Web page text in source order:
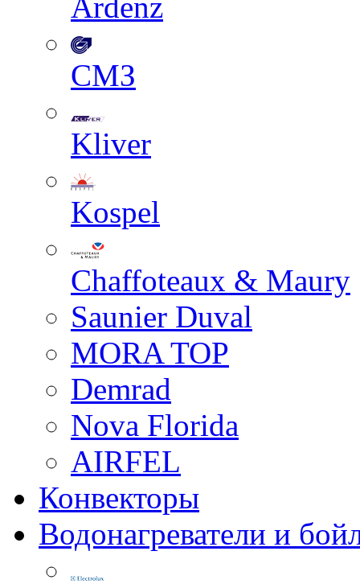
СМЗ
Kliver
Kospel
Chaffoteaux & Maury
Saunier Duval
MORA TOP
Demrad
Nova Florida
AIRFEL
Конвекторы
Водонагреватели и